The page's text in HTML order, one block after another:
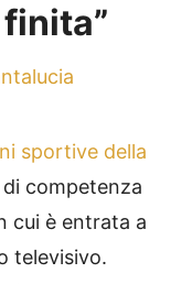
sportive della
competenza
cui è entrata a
televisivo.